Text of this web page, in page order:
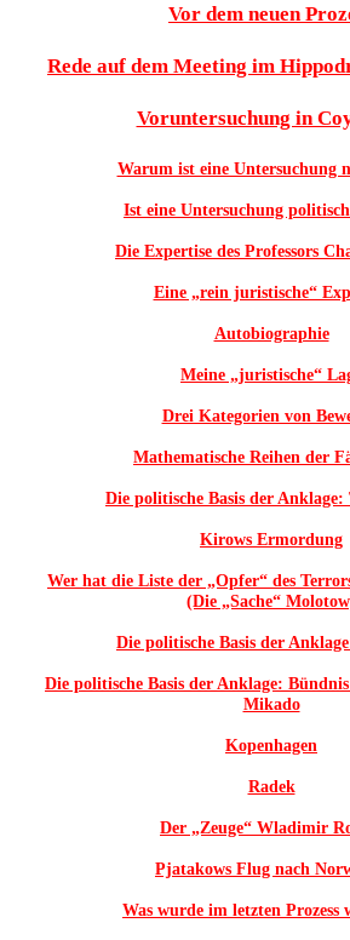
Vor dem neuen
Rede auf dem Meeting im
Voruntersuchung in
Warum ist eine Untersuchung
Ist eine Untersuchung
Die Expertise des Professors
Eine „rein juristische“
Autobiographie
Meine „juristische“
Drei Kategorien von
Mathematische Reihen der
Die politische Basis der Anklage:
Kirows Ermordung
Wer hat die Liste der „Opfer“ des
(Die „Sache“
Die politische Basis der
Die politische Basis der Anklage:
Mikado
Kopenhagen
Radek
Der „Zeuge“ Wladimir
Pjatakows Flug nach
Was wurde im letzten Prozess